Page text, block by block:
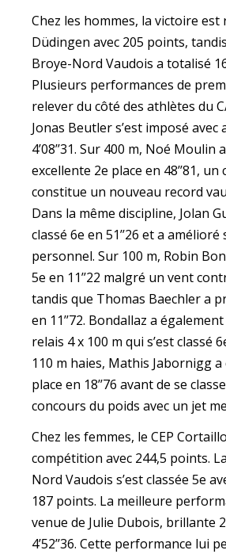
Chez les hommes, la victoire est
Düdingen avec 205 points,
Broye-Nord Vaudois a totalisé
Plusieurs performances de
relever du côté des athlètes du
Jonas Beutler s’est imposé
4’08’’31. Sur 400 m, Noé Moulin
excellente 2e place en 48’’81,
constitue un nouveau record
Dans la même discipline, Jolan
classé 6e en 51’’26 et a
personnel. Sur 100 m, Robin
5e en 11’’22 malgré un vent
tandis que Thomas Baechler a
en 11’’72. Bondallaz a
relais 4 x 100 m qui s’est classé
110 m haies, Mathis Jabornigg
place en 18’’76 avant de se
concours du poids avec un jet
Chez les femmes, le CEP
compétition avec 244,5 points.
Nord Vaudois s’est classée 5e
187 points. La meilleure
venue de Julie Dubois, brillante
4’52’’36. Cette performance lui